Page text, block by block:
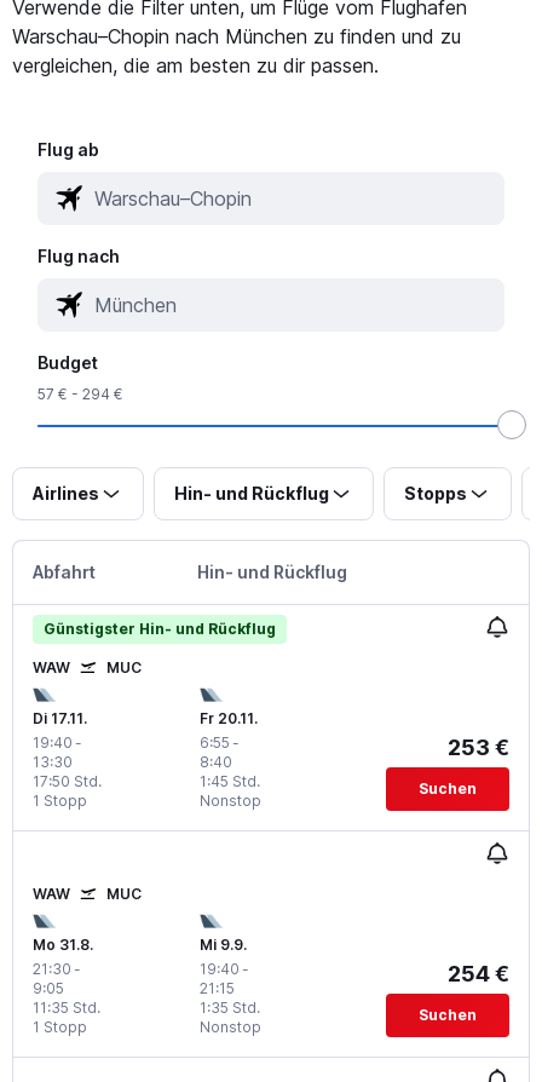
Verwende die Filter unten, um Flüge vom Flughafen
Warschau–Chopin nach München zu finden und zu
vergleichen, die am besten zu dir passen.
Flug ab
Flug nach
Budget
57 € - 294 €
Airlines Hin- und Rückflug Stopps
Abfahrt Hin- und Rückflug
Günstigster Hin- und Rückflug
WAW MUC
Di 17.11.
19:40 -
13:30
1 Stopp
17:50 Std.
Fr 20.11.
6:55 -
8:40
Nonstop
1:45 Std.
253 €
Suchen
WAW MUC
Mo 31.8.
21:30 -
9:05
1 Stopp
11:35 Std.
Mi 9.9.
19:40 -
21:15
Nonstop
1:35 Std.
254 €
Suchen